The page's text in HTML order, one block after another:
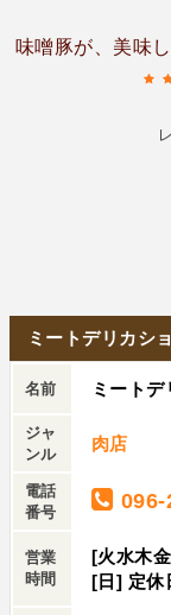
味噌豚が、美味し
ミートデリカシ
名前 ミート
ジャ
ンル
肉店
電話
番号
096-
営業
時間
[火水木
[日] 定休